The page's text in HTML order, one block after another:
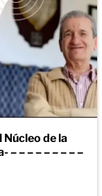
de la
– – – – – – – –